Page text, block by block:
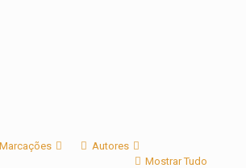
Marcações
Autores
Mostrar Tudo